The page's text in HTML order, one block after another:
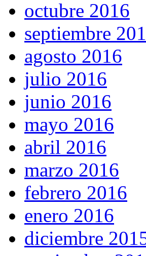
octubre 2016
septiembre
agosto 2016
julio 2016
junio 2016
mayo 2016
abril 2016
marzo 2016
febrero 2016
enero 2016
diciembre